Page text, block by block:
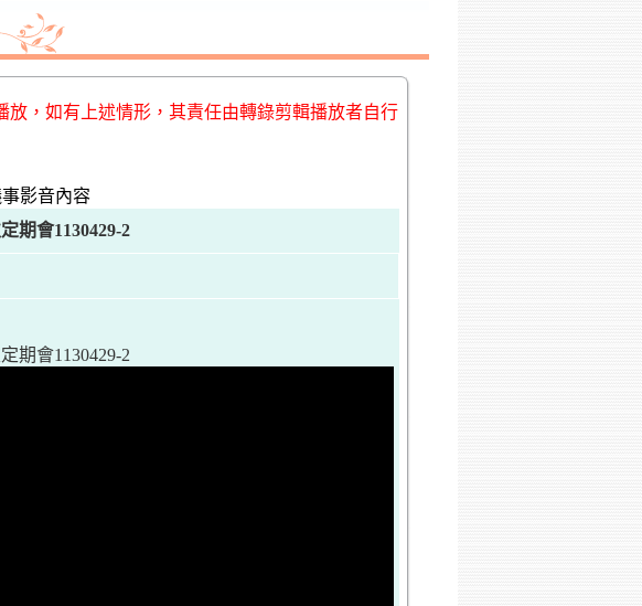
，如有上述情形，其責任由轉錄剪輯播放者自行
影音內容
期會1130429-2
期會1130429-2